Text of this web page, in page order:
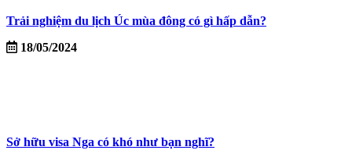
Trải nghiệm du lịch Úc mùa đông có gì hấp dẫn?
18/05/2024
Sở hữu visa Nga có khó như bạn nghĩ?